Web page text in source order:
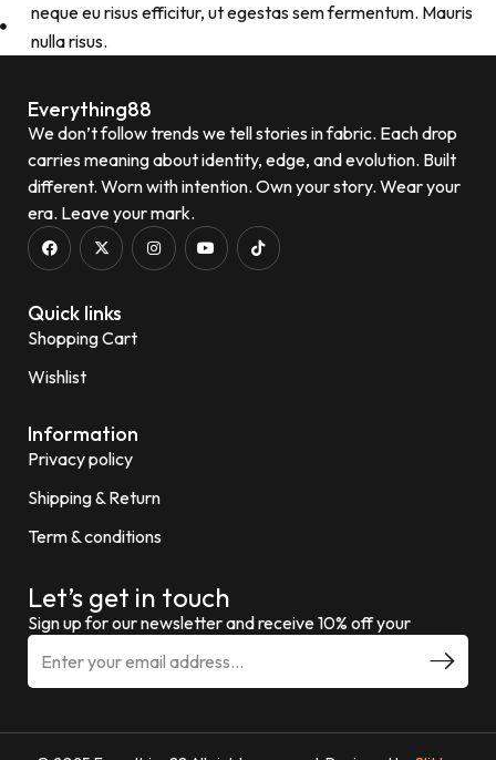
neque eu risus efficitur, ut egestas sem fermentum. Mauris
nulla risus.
Everything88
We don’t follow trends we tell stories in fabric. Each drop
carries meaning about identity, edge, and evolution. Built
different. Worn with intention. Own your story. Wear your
era. Leave your mark.
Quick links
Shopping Cart
Wishlist
Information
Privacy policy
Shipping & Return
Term & conditions
Let’s get in touch
Sign up for our newsletter and receive 10% off your